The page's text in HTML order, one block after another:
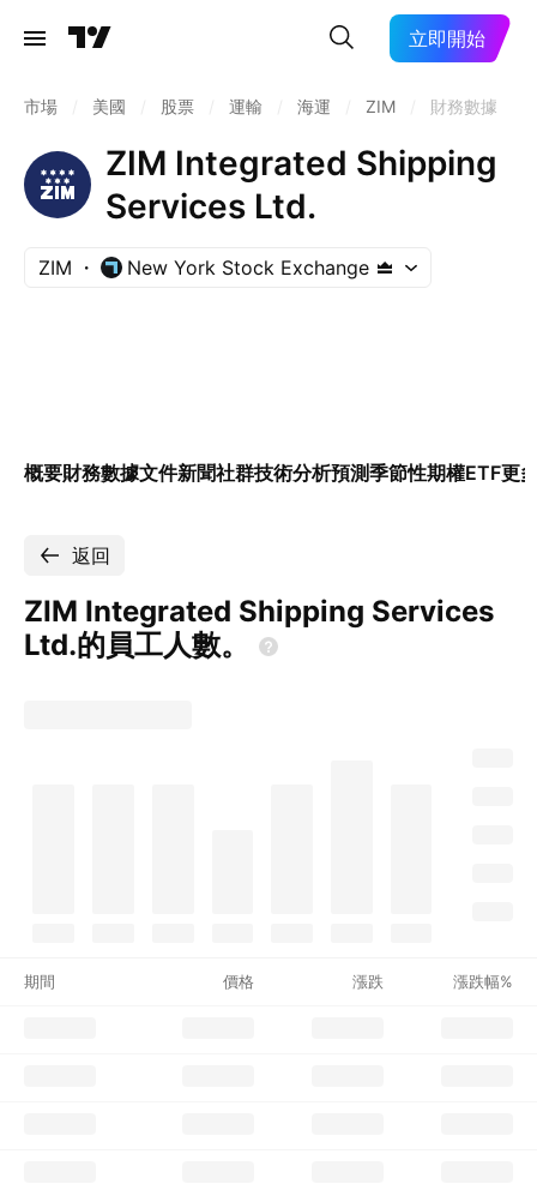
立即開始
市場 美國 股票 運輸 海運 ZIM 財務數據
ZIM Integrated Shipping
Services Ltd.
ZIM New York Stock Exchange
概要財務數據文件新聞社群技術分析預測季節性期權ETF更
返回
ZIM Integrated Shipping Services
Ltd.的員工人數。
期間 價格 漲跌 漲跌幅%